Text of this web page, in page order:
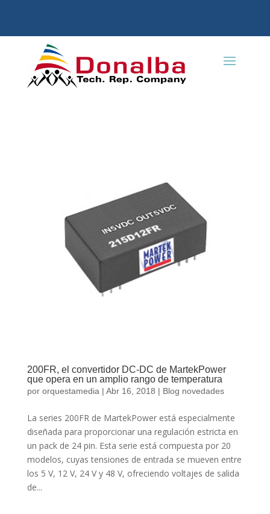
200FR, el convertidor DC-DC de MartekPower
que opera en un amplio rango de temperatura
por orquestamedia | Abr 16, 2018 | Blog novedades
La series 200FR de MartekPower está especialmente
diseñada para proporcionar una regulación estricta en
un pack de 24 pin. Esta serie está compuesta por 20
modelos, cuyas tensiones de entrada se mueven entre
los 5 V, 12 V, 24 V y 48 V, ofreciendo voltajes de salida
de...